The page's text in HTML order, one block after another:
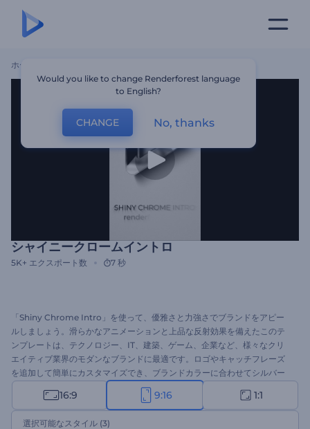
ホーム
シャイニークロームイントロ
5K+ エクスポート数 7 秒
「Shiny Chrome Intro」を使って、優雅さと力強さでブランドをアピー
ルしましょう。滑らかなアニメーションと上品な反射効果を備えたこのテ
ンプレートは、テクノロジー、IT、建築、ゲーム、企業など、様々なクリ
エイティブ業界のモダンなブランドに最適です。ロゴやキャッチフレーズ
を追加して簡単にカスタマイズでき、ブランドカラーに合わせてシルバー
トーンまたは鮮やかな反射を選択できます。洗練と革新が融合した、まさ
にこのテンプレート。今すぐお試しください！
16:9 9:16 1:1
選択可能なスタイル (3)
Would you like to change Renderforest language
to English?
CHANGE No, thanks